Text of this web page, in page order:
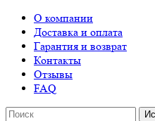
О компании
Доставка и оплата
Гарантия и возврат
Контакты
Отзывы
FAQ